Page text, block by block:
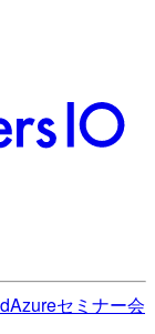
Azureセミナー会